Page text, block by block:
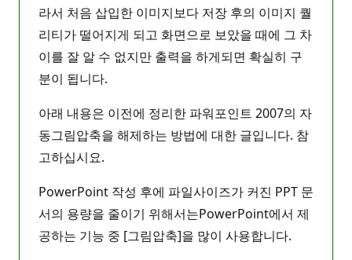
라서 처음 삽입한 이미지보다 저장 후의 이미지 퀄
리티가 떨어지게 되고 화면으로 보았을 때에 그 차
이를 잘 알 수 없지만 출력을 하게되면 확실히 구
분이 됩니다.
아래 내용은 이전에 정리한 파워포인트 2007의 자
동그림압축을 해제하는 방법에 대한 글입니다. 참
고하십시요.
PowerPoint 작성 후에 파일사이즈가 커진 PPT 문
서의 용량을 줄이기 위해서는PowerPoint에서 제
공하는 기능 중 [그림압축]을 많이 사용합니다.